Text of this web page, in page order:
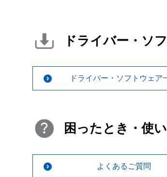
ドライバー・ソ
ドライバー・ソフトウェア
困ったとき・使
よくあるご質問